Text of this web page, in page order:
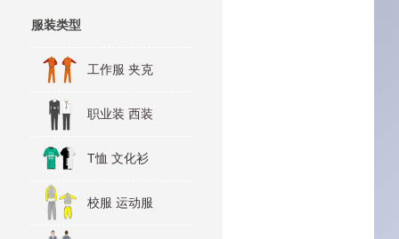
服装类型
工作服 夹克
职业装 西装
T恤 文化衫
校服 运动服